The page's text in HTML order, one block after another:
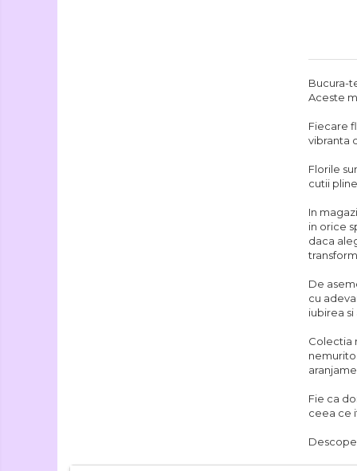
Bucura-
Aceste
Fiecare
vibranta
Florile
cutii
In
in orice
daca
De
cu
iubirea
Colectia
Fie ca
ceea ce